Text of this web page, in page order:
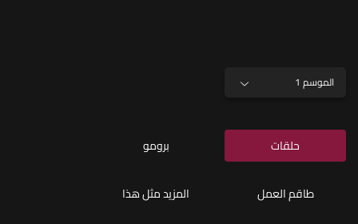
الموسم 1
حلقات برومو
طاقم العمل المزيد مثل هذا